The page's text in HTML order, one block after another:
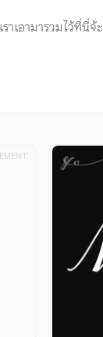
าเอามารวมไว้ที่นี่จ้ะ